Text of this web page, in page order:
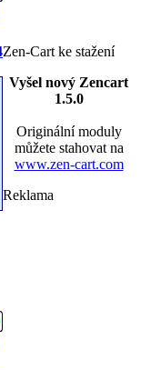
Zen-Cart ke stažení
Vyšel nový Zencart
1.5.0
Originální moduly
můžete stahovat na
www.zen-cart.com
Reklama